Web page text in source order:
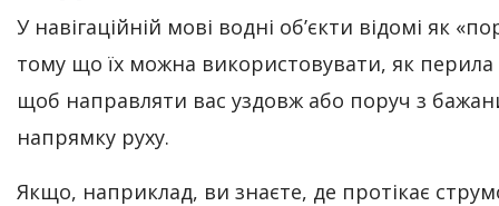
У навігаційній мові водні об’єкти відомі як
тому що їх можна використовувати, як перила
щоб направляти вас уздовж або поруч з
напрямку руху.
Якщо, наприклад, ви знаєте, де протікає